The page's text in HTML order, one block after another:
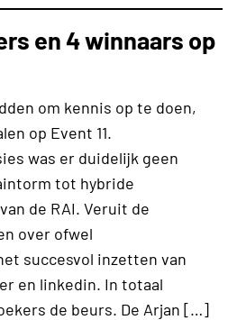
en 4 winnaars op
om kennis op te doen,
op Event 11.
was er duidelijk geen
tot hybride
de RAI. Veruit de
over ofwel
succesvol inzetten van
en linkedin. In totaal
de beurs. De Arjan […]